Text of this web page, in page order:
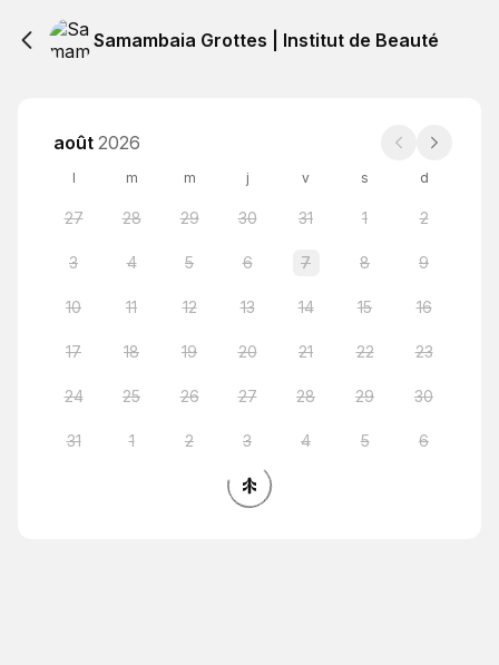
Samambaia Grottes | Institut de Beauté
août 2026
l m m j v s d
27 28 29 30 31 1 2
3 4 5 6 7 8 9
10 11 12 13 14 15 16
17 18 19 20 21 22 23
24 25 26 27 28 29 30
31 1 2 3 4 5 6